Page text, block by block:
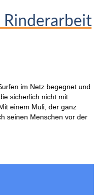
Rinderarbeit
im Netz begegnet und
sicherlich nicht mit
einem Muli, der ganz
seinen Menschen vor der